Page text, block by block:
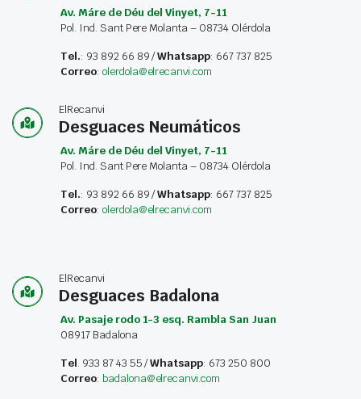
Av. Máre de Déu del Vinyet, 7-11
Pol. Ind. Sant Pere Molanta – 08734 Olérdola
Tel.: 93 892 66 89 /Whatsapp: 667 737 825
Correo: olerdola@elrecanvi.com
ElRecanvi
Desguaces Neumáticos
Av. Máre de Déu del Vinyet, 7-11
Pol. Ind. Sant Pere Molanta – 08734 Olérdola
Tel.: 93 892 66 89 /Whatsapp: 667 737 825
Correo: olerdola@elrecanvi.com
ElRecanvi
Desguaces Badalona
Av. Pasaje rodo 1-3 esq. Rambla San Juan
08917 Badalona
Tel. 933 87 43 55 /Whatsapp: 673 250 800
Correo: badalona@elrecanvi.com